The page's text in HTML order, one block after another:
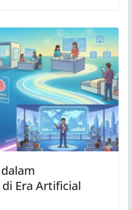
Era Artificial